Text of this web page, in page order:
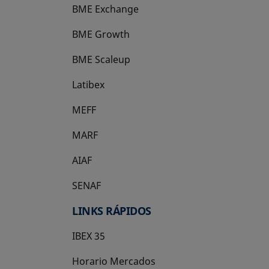
BME Exchange
BME Growth
se abre en una pestaña nueva
BME Scaleup
se abre en una pestaña nueva
Latibex
se abre en una pestaña nueva
MEFF
se abre en una pestaña nueva
MARF
AIAF
SENAF
LINKS RÁPIDOS
IBEX 35
Horario Mercados